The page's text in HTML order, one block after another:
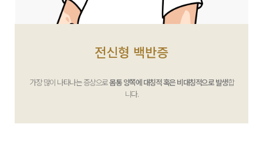
전신형 백반증
가장 많이 나타나는 증상으로몸통 양쪽에 대칭적 혹은 비대칭적으로 발생합
니다.